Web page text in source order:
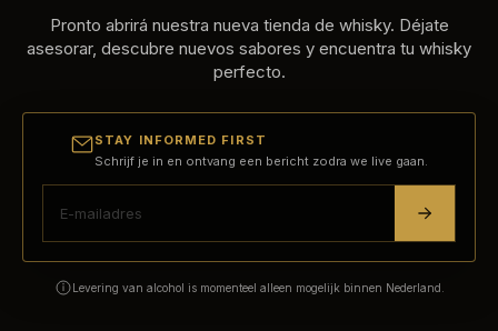
Pronto abrirá nuestra nueva tienda de whisky. Déjate
asesorar, descubre nuevos sabores y encuentra tu whisky
perfecto.
STAY INFORMED FIRST
Schrijf je in en ontvang een bericht zodra we live gaan.
Levering van alcohol is momenteel alleen mogelijk binnen Nederland.